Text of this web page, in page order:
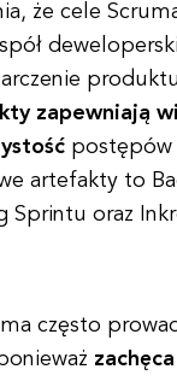
że cele
zapewniają
artefakty to
Sprintu oraz
często